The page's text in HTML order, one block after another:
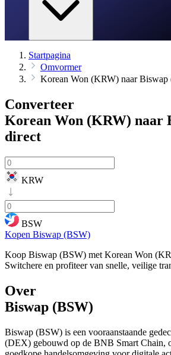
Startpagina
Omvormer
Korean Won (KRW) naar Biswap
Converteer
Korean Won (KRW) naar
direct
KRW
BSW
Kopen Biswap (BSW)
Koop Biswap (BSW) met Korean Won
Switchere en profiteer van snelle, veilige
Over
Biswap (BSW)
Biswap (BSW) is een vooraanstaande
(DEX) gebouwd op de BNB Smart Chain,